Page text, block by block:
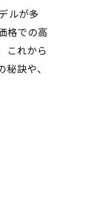
ルが多
格での高
これから
訣や、